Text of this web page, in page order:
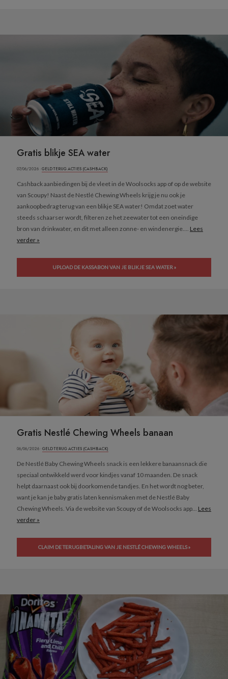
Gratis blikje SEA water
07/06/2026 ·GELD TERUG ACTIES (CASHBACK)
Cashback aanbiedingen bij de vleet in de Woolsocks app of op de website
van Scoupy! Naast de Nestlé Chewing Wheels krijg je nu ook je
aankoopbedrag terug van een blikje SEA water! Omdat zoet water
steeds schaarser wordt, filteren ze het zeewater tot een oneindige
bron van drinkwater, en dit met alleen zonne- en windenergie.... Lees
verder »
UPLOAD DE KASSABON VAN JE BLIKJE SEA WATER »
Gratis Nestlé Chewing Wheels banaan
06/06/2026 ·GELD TERUG ACTIES (CASHBACK)
De Nestlé Baby Chewing Wheels snack is een lekkere banaansnack die
speciaal ontwikkeld werd voor kindjes vanaf 10 maanden. De snack
helpt daarnaast ook bij doorkomende tandjes. En het wordt nog beter,
want je kan je baby gratis laten kennismaken met de Nestlé Baby
Chewing Wheels. Via de website van Scoupy of de Woolsocks app... Lees
verder »
CLAIM DE TERUGBETALING VAN JE NESTLÉ CHEWING WHEELS »